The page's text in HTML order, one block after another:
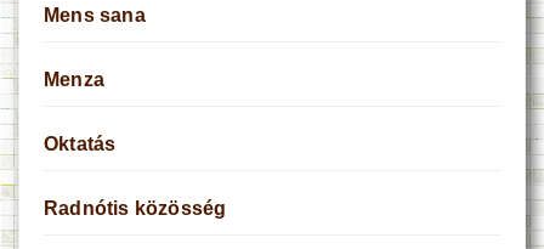
Mens sana
Menza
Oktatás
Radnótis közösség